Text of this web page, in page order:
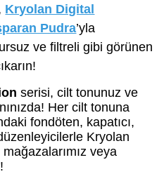
Kryolan Digital
Pudra’yla
ve filtreli gibi görünen
serisi, cilt tonunuz ve
Her cilt tonuna
fondöten, kapatıcı,
Kryolan
veya